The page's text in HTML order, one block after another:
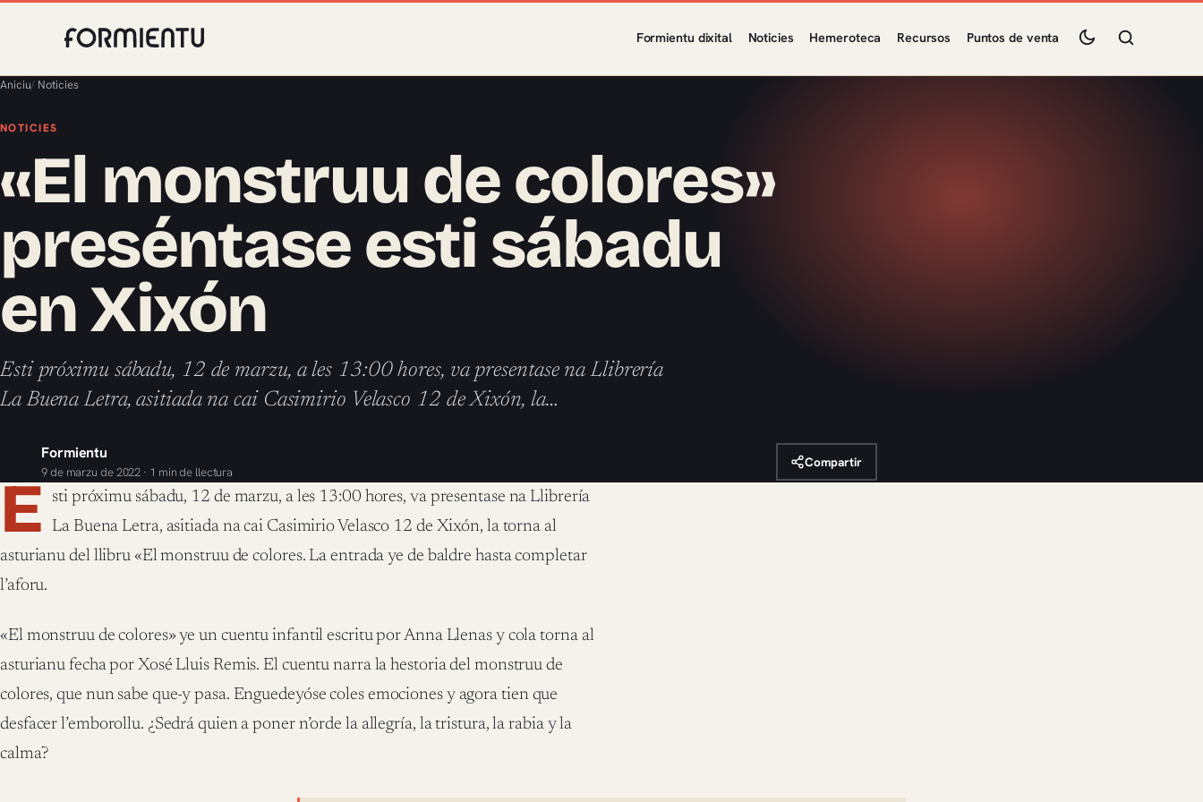
Formientu dixital Noticies Hemeroteca Recursos Puntos de venta
Aniciu/ Noticies
NOTICIES
«El monstruu de colores»
preséntase esti sábadu
en Xixón
Esti próximu sábadu, 12 de marzu, a les 13:00 hores, va presentase na Llibrería
La Buena Letra, asitiada na cai Casimirio Velasco 12 de Xixón, la…
Formientu
9 de marzu de 2022 · 1 min de llectura
Compartir
E sti próximu sábadu, 12 de marzu, a les 13:00 hores, va presentase na Llibrería
La Buena Letra, asitiada na cai Casimirio Velasco 12 de Xixón, la torna al
asturianu del llibru «El monstruu de colores. La entrada ye de baldre hasta completar
l’aforu.
«El monstruu de colores» ye un cuentu infantil escritu por Anna Llenas y cola torna al
asturianu fecha por Xosé Lluis Remis. El cuentu narra la hestoria del monstruu de
colores, que nun sabe que-y pasa. Enguedeyóse coles emociones y agora tien que
desfacer l’emborollu. ¿Sedrá quien a poner n’orde la allegría, la tristura, la rabia y la
calma?